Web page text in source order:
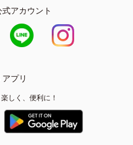
アカウント
プリ
しく、便利に！